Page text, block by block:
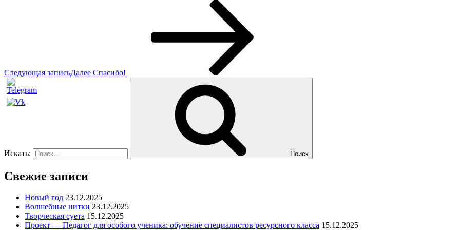
Следующая записьДалее Спасибо!
Искать: Поиск
Свежие записи
Новый год 23.12.2025
Волшебные нитки 23.12.2025
Творческая суета 15.12.2025
Проект — Педагог для особого ученика: обучение специалистов ресурсного класса 15.12.2025